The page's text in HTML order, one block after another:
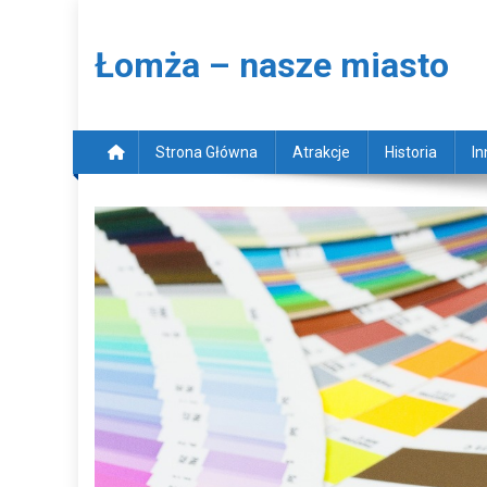
Łomża – nasze miasto
Strona Główna Atrakcje Historia